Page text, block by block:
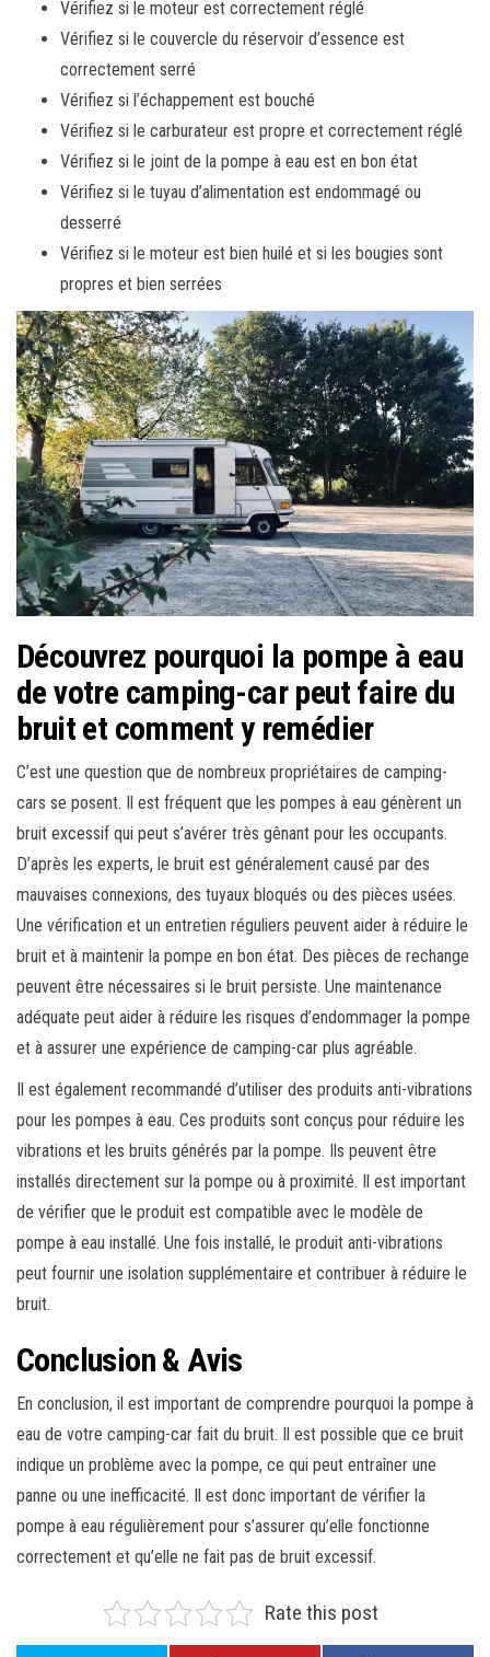
Vérifiez si le moteur est correctement réglé
Vérifiez si le couvercle du réservoir d’essence est
correctement serré
Vérifiez si l’échappement est bouché
Vérifiez si le carburateur est propre et correctement réglé
Vérifiez si le joint de la pompe à eau est en bon état
Vérifiez si le tuyau d’alimentation est endommagé ou
desserré
Vérifiez si le moteur est bien huilé et si les bougies sont
propres et bien serrées
Découvrez pourquoi la pompe à eau
de votre camping-car peut faire du
bruit et comment y remédier
C’est une question que de nombreux propriétaires de camping-
cars se posent. Il est fréquent que les pompes à eau génèrent un
bruit excessif qui peut s’avérer très gênant pour les occupants.
D’après les experts, le bruit est généralement causé par des
mauvaises connexions, des tuyaux bloqués ou des pièces usées.
Une vérification et un entretien réguliers peuvent aider à réduire le
bruit et à maintenir la pompe en bon état. Des pièces de rechange
peuvent être nécessaires si le bruit persiste. Une maintenance
adéquate peut aider à réduire les risques d’endommager la pompe
et à assurer une expérience de camping-car plus agréable.
Il est également recommandé d’utiliser des produits anti-vibrations
pour les pompes à eau. Ces produits sont conçus pour réduire les
vibrations et les bruits générés par la pompe. Ils peuvent être
installés directement sur la pompe ou à proximité. Il est important
de vérifier que le produit est compatible avec le modèle de
pompe à eau installé. Une fois installé, le produit anti-vibrations
peut fournir une isolation supplémentaire et contribuer à réduire le
bruit.
Conclusion & Avis
En conclusion, il est important de comprendre pourquoi la pompe à
eau de votre camping-car fait du bruit. Il est possible que ce bruit
indique un problème avec la pompe, ce qui peut entraîner une
panne ou une inefficacité. Il est donc important de vérifier la
pompe à eau régulièrement pour s’assurer qu’elle fonctionne
correctement et qu’elle ne fait pas de bruit excessif.
Rate this post